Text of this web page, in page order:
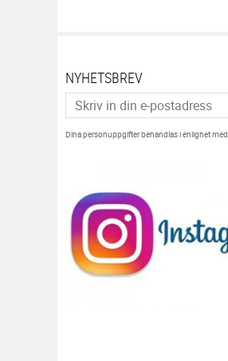
NYHETSBREV
Dina personuppgifter behandlas i enlighet